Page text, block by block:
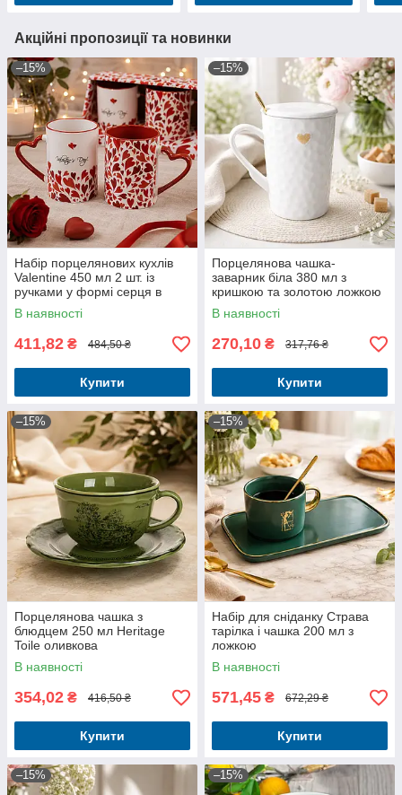
Акційні пропозиції та новинки
–15%
Набір порцелянових кухлів
Valentine 450 мл 2 шт. із
ручками у формі серця в
подарунковому пакованні
В наявності
411,82 ₴ 484,50 ₴
Купити
–15%
Порцелянова чашка-
заварник біла 380 мл з
кришкою та золотою ложкою
В наявності
270,10 ₴ 317,76 ₴
Купити
–15%
Порцелянова чашка з
блюдцем 250 мл Heritage
Toile оливкова
В наявності
354,02 ₴ 416,50 ₴
Купити
–15%
Набір для сніданку Страва
тарілка і чашка 200 мл з
ложкою
В наявності
571,45 ₴ 672,29 ₴
Купити
–15% –15%